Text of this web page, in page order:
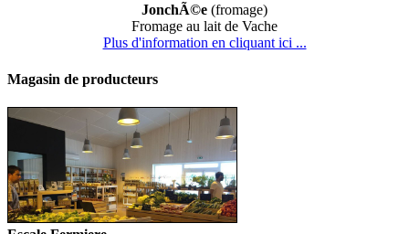
JonchÃ©e (fromage)
Fromage au lait de Vache
Plus d'information en cliquant ici ...
Magasin de producteurs